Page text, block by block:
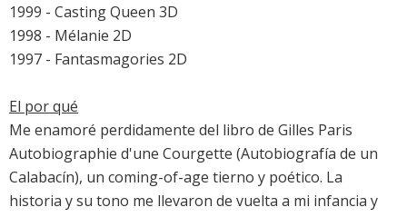
1999 - Casting Queen 3D
1998 - Mélanie 2D
1997 - Fantasmagories 2D
El por qué
Me enamoré perdidamente del libro de Gilles Paris
Autobiographie d'une Courgette (Autobiografía de un
Calabacín), un coming-of-age tierno y poético. La
historia y su tono me llevaron de vuelta a mi infancia y